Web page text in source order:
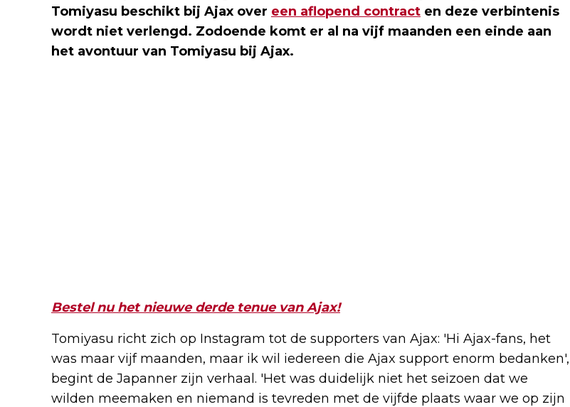
Tomiyasu beschikt bij Ajax over een aflopend contract en deze verbintenis
wordt niet verlengd. Zodoende komt er al na vijf maanden een einde aan
het avontuur van Tomiyasu bij Ajax.
Bestel nu het nieuwe derde tenue van Ajax!
Tomiyasu richt zich op Instagram tot de supporters van Ajax: 'Hi Ajax-fans, het
was maar vijf maanden, maar ik wil iedereen die Ajax support enorm bedanken',
begint de Japanner zijn verhaal. 'Het was duidelijk niet het seizoen dat we
wilden meemaken en niemand is tevreden met de vijfde plaats waar we op zijn